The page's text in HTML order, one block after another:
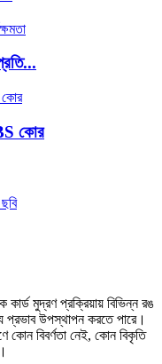
কোর
কার্ড মুদ্রণ প্রক্রিয়ায় বিভিন্ন রঙ
প্রভাব উপস্থাপন করতে পারে।
কোন বিবর্ণতা নেই, কোন বিকৃতি